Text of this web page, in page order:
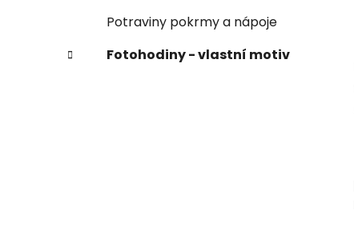
Potraviny pokrmy a nápoje
Fotohodiny - vlastní motiv